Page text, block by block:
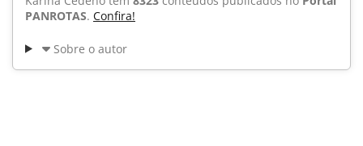
PANROTAS. Confira!
Sobre o autor